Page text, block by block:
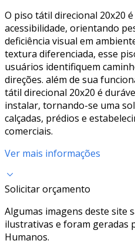
O piso tátil direcional 20x20
acessibilidade, orientando
deficiência visual em
textura diferenciada, esse
usuários identifiquem
direções. além de sua
tátil direcional 20x20 é
instalar, tornando-se uma
calçadas, prédios e
comerciais.
Ver mais informações
Solicitar orçamento
Algumas imagens deste site
ilustrativas e foram geradas
Humanos.